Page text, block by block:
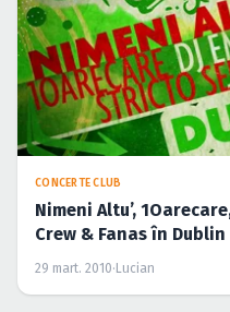
CONCERTE CLUB
Nimeni Altu’,
Crew & Fanas în
29 mart. 2010· Lucian